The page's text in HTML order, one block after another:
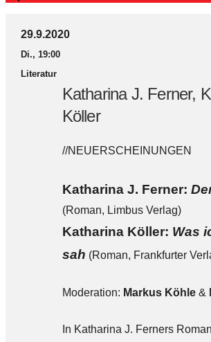
29.9.2020
Di., 19:00
Literatur
Katharina J. Ferner,
Köller
//NEUERSCHEINUNGEN
Katharina J. Ferner:
(Roman, Limbus Verlag)
Katharina Köller: Was
sah (Roman, Frankfurter
Moderation: Markus Köhle&
In Katharina J. Ferners